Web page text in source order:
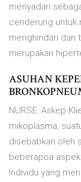
menyadari
cenderung untuk
menghindari dan
merupakan
ASUHAN
NURSE: Askep
mikoplasma,
disebabkan oleh
beberapoa
Individu yang